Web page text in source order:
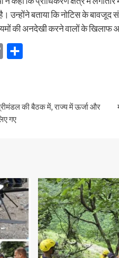
है। उन्होंने बताया कि नोटिस के
की अनदेखी करने वालों के खिलाफ
Copy
की बैठक में, राज्य में ऊर्जा और
गए